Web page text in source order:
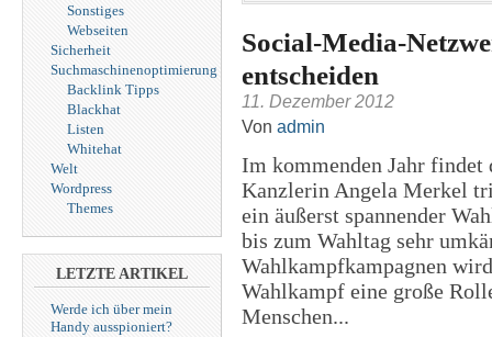
Sonstiges
Webseiten
Sicherheit
Suchmaschinenoptimierung
Backlink Tipps
Blackhat
Listen
Whitehat
Welt
Wordpress
Themes
LETZTE ARTIKEL
Werde ich über mein
Handy ausspioniert?
Social-Media-
entscheiden
11. Dezember 2012
Von admin
Im kommenden Jahr findet
Kanzlerin Angela Merkel
ein äußerst spannender
bis zum Wahltag sehr
Wahlkampfkampagnen
Wahlkampf eine große
Menschen...